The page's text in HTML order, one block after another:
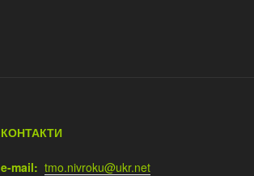
КОНТАКТИ
e-mail: tmo.nivroku@ukr.net